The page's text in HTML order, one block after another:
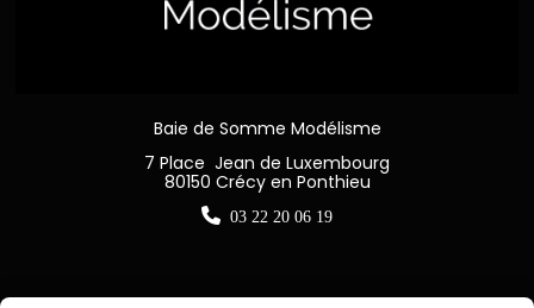
Baie de Somme Modélisme
7 Place Jean de Luxembourg
80150 Crécy en Ponthieu
 03 22 20 06 19